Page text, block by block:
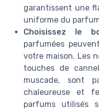
garantissent une
uniforme du
Choisissez le
parfumées
votre maison. Les
touches de
muscade, sont
chaleureuse et
parfums utilisés